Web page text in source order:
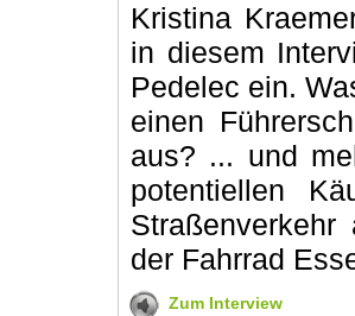
Kristina
in diesem
Pedelec ein.
einen
aus? ... und
potentiellen
der Fahrrad
Zum Interview